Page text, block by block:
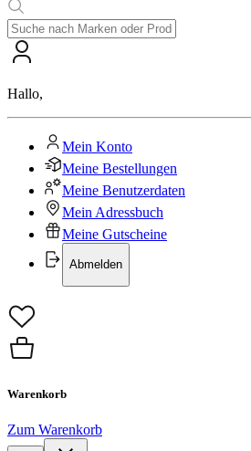
Hallo,
Mein Konto
Meine Bestellungen
Meine Benutzerdaten
Mein Adressbuch
Meine Gutscheine
Abmelden
Warenkorb
Zum Warenkorb